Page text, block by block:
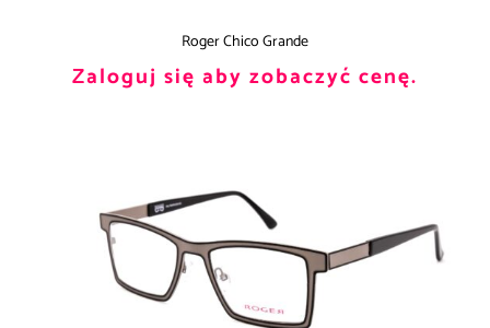
Roger Chico Grande
Zaloguj się aby zobaczyć cenę.